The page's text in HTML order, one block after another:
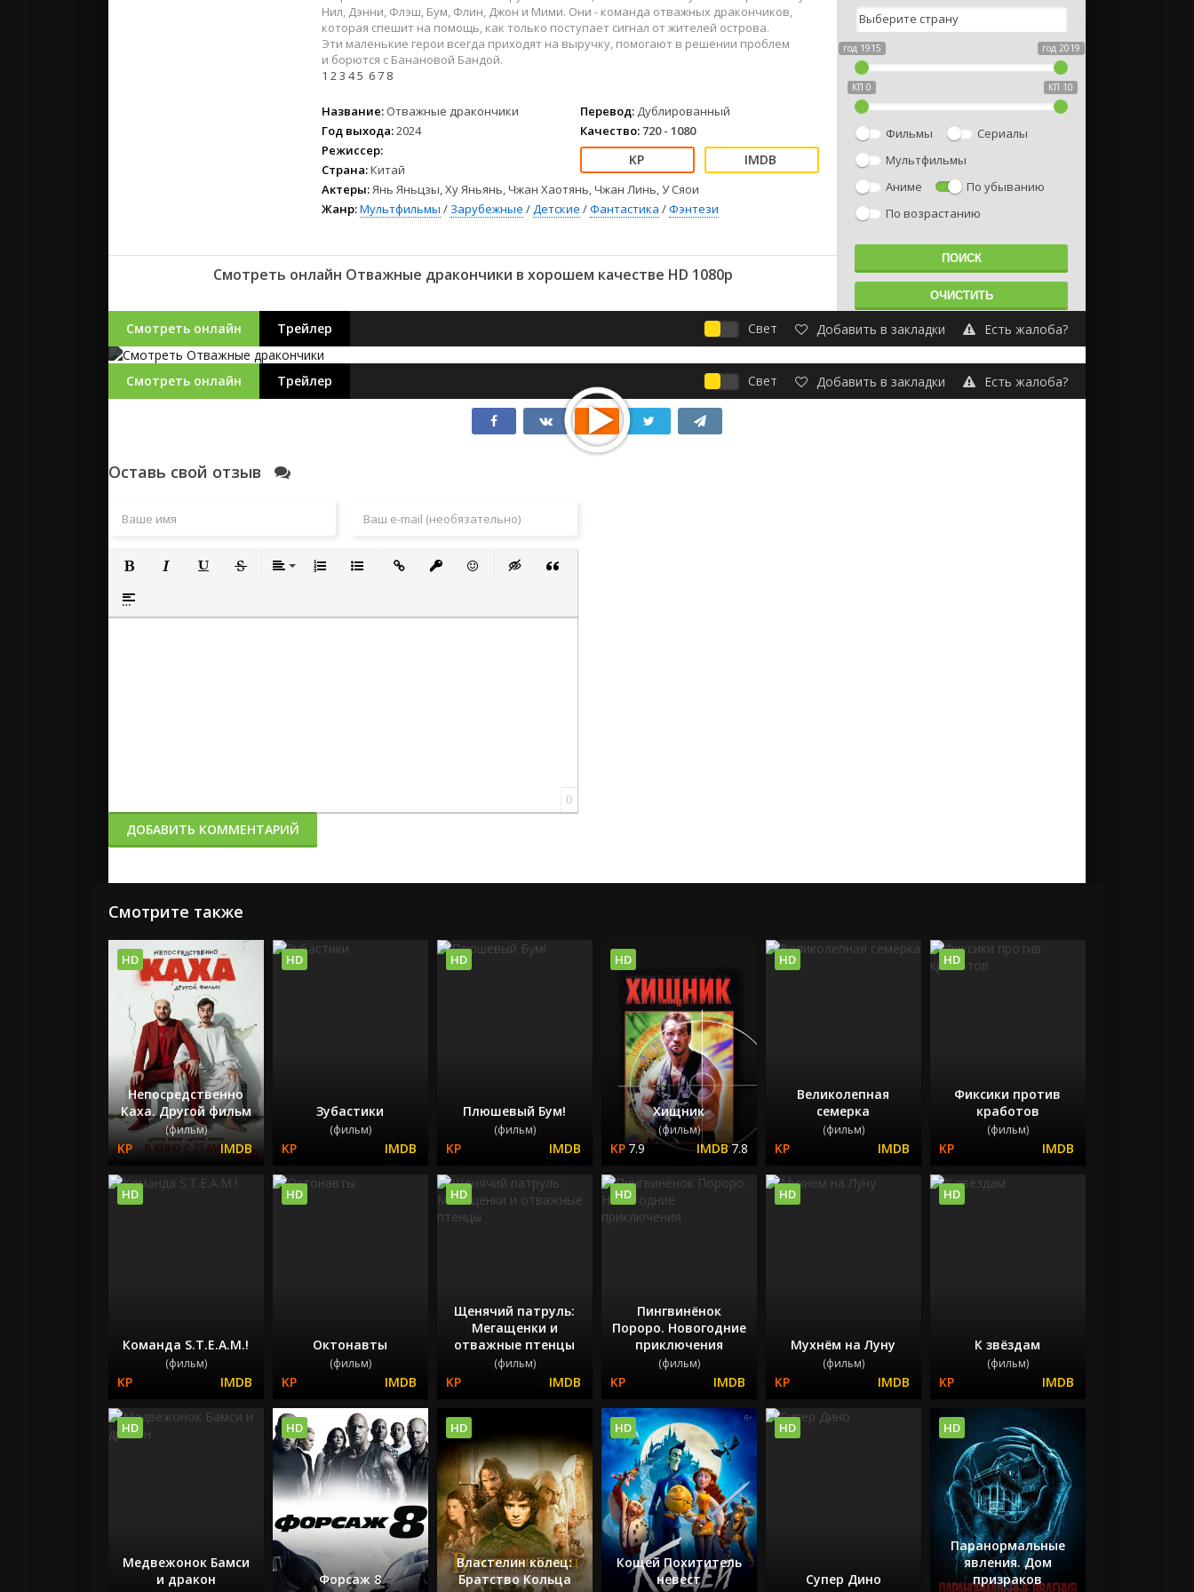
2022
2021
СССР
Зарубежные
Детские
Драмы
Спорт
Триллеры
Фэнтези
2022
2021
СССР
Фильмы из соцетей
Нил, Дэнни, Флэш, Бум, Флин, Джон и Мими. Они - команда отважных дракончиков,
которая спешит на помощь, как только поступает сигнал от жителей острова.
Эти маленькие герои всегда приходят на выручку, помогают в решении проблем
и борются с Банановой Бандой.
1 23 45 67 8
Название: Отважные дракончики
Год выхода:2024
Режиссер:
Страна:Китай
Перевод: Дублированный
Качество: 720 - 1080
Актеры:Янь Яньцзы, Ху Яньянь, Чжан Хаотянь, Чжан Линь, У Сяои
Жанр:Мультфильмы / Зарубежные /Детские /Фантастика /Фэнтези
Смотреть онлайн Отважные дракончики в хорошем качестве HD 1080p
год 1915 год 2019
КП 0 КП 10
Фильмы
Сериалы
Мультфильмы
Аниме
По убыванию
По возрастанию
Смотреть онлайн Трейлер Свет Добавить в закладки Есть жалоба?
Смотреть онлайн Трейлер Свет Добавить в закладки Есть жалоба?
Оставь свой отзыв
Полужирный
Вставка спойлера
0
ДОБАВИТЬ КОММЕНТАРИЙ
Смотрите также
Непосредственно
Каха. Другой фильм
(фильм)
HD
Зубастики
(фильм)
HD
Плюшевый Бум!
(фильм)
HD
Хищник
(фильм)
7.9 7.8
HD
Великолепная
семерка
(фильм)
HD
Фиксики против
кработов
(фильм)
HD
Команда S.T.E.A.M.!
(фильм)
HD
Октонавты
(фильм)
HD
Щенячий патруль:
Мегащенки и
отважные птенцы
(фильм)
HD
Пингвинёнок
Пороро. Новогодние
приключения
(фильм)
HD
Мухнём на Луну
(фильм)
HD
К звёздам
(фильм)
HD
Медвежонок Бамси
и дракон
HD
Форсаж 8
HD
Властелин колец:
Братство Кольца
HD
Кощей Похититель
невест
HD
Супер Дино
HD
Паранормальные
явления. Дом
призраков
HD